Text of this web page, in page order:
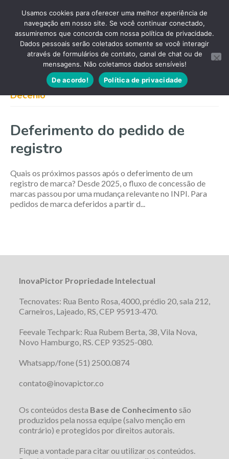
Decênio
Deferimento do pedido de
registro
Quais os próximos passos após o deferimento de um
registro de marca? Desde 2025, o fluxo de concessão de
marcas passou por uma mudança relevante no INPI. Para
pedidos de marca deferidos a partir d...
InovaPictor Propriedade Intelectual
Tecnovates: Rua Bento Rosa, 4000, prédio 20, sala 212,
Carneiros, Lajeado, RS, CEP 95913-470.
Feevale Techpark: Rua Rubem Berta, 38, Vila Nova,
Novo Hamburgo, RS. CEP 93525-080.
Whatsapp/fone (51) 2500.0874
contato@inovapictor.co
Os conteúdos desta Base de Conhecimento são
produzidos pela nossa equipe (salvo menção em
contrário) e protegidos por direitos autorais.
Fique a vontade para citar ou utilizar os conteúdos.
Usamos cookies para oferecer uma melhor experiência de
navegação em nosso site. Se você continuar conectado,
assumiremos que concorda com nossa política de privacidade.
Dados pessoais serão coletados somente se você interagir
através de formulários de contato, canal de chat ou de
mensagens. Não coletamos dados sensíveis!
De acordo!
Política de privacidade